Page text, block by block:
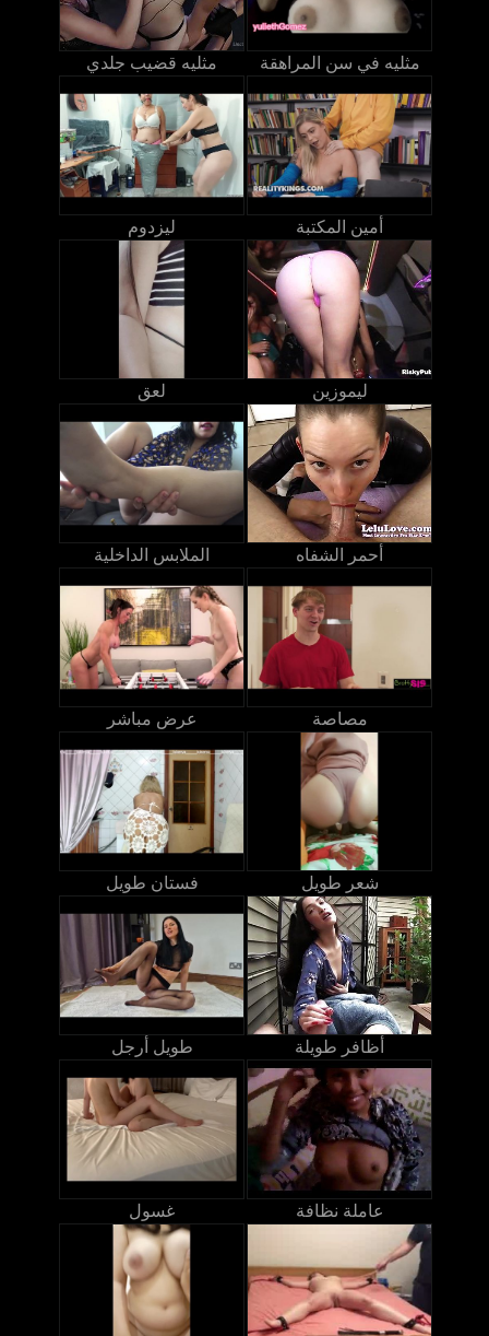
مثليه قضيب جلدي مثليه في سن المراهقة
ليزدوم أمين المكتبة
لعق ليموزين
الملابس الداخلية أحمر الشفاه
عرض مباشر مصاصة
فستان طويل شعر طويل
طويل أرجل أظافر طويلة
غسول عاملة نظافة